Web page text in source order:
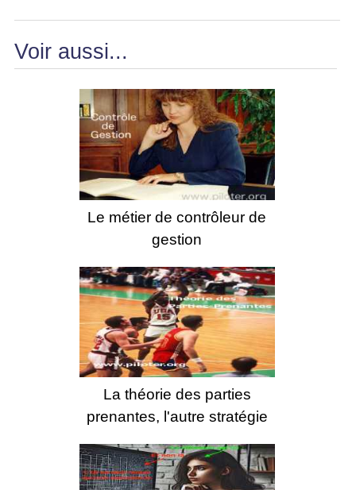
Voir aussi...
Le métier de contrôleur de
gestion
La théorie des parties
prenantes, l'autre stratégie